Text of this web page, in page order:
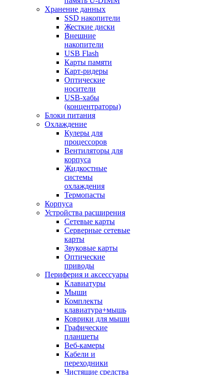
Хранение данных
SSD накопители
Жесткие диски
Внешние
накопители
USB Flash
Карты памяти
Карт-ридеры
Оптические
носители
USB-хабы
(концентраторы)
Блоки питания
Охлаждение
Кулеры для
процессоров
Вентиляторы для
корпуса
Жидкостные
системы
охлаждения
Термопасты
Корпуса
Устройства расширения
Сетевые карты
Серверные сетевые
карты
Звуковые карты
Оптические
приводы
Периферия и аксессуары
Клавиатуры
Мыши
Комплекты
клавиатура+мышь
Коврики для мыши
Графические
планшеты
Веб-камеры
Кабели и
переходники
Чистящие средства